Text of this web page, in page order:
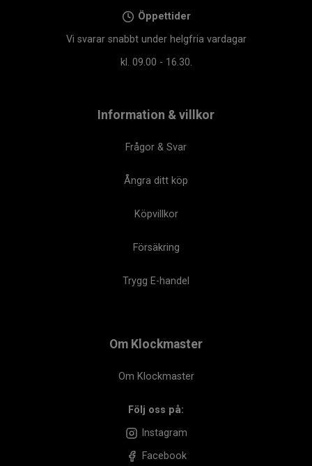
Öppettider
Vi svarar snabbt under helgfria vardagar
kl. 09.00 - 16.30.
Information & villkor
Frågor & Svar
Ångra ditt köp
Köpvillkor
Försäkring
Trygg E-handel
Om Klockmaster
Om Klockmaster
Följ oss på:
Instagram
Facebook